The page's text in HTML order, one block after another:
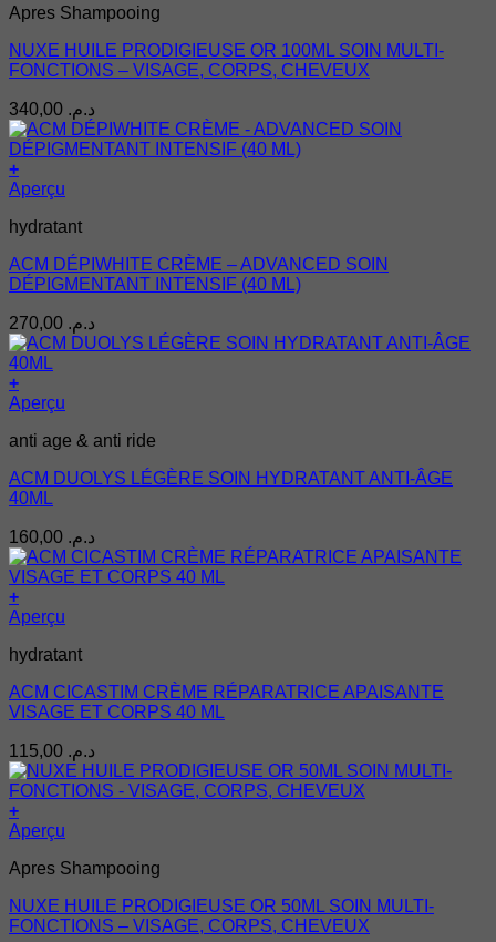
Apres Shampooing
NUXE HUILE PRODIGIEUSE OR 100ML SOIN MULTI-
FONCTIONS – VISAGE, CORPS, CHEVEUX
د.م.
+
Aperçu
hydratant
ACM DÉPIWHITE CRÈME – ADVANCED SOIN
DÉPIGMENTANT INTENSIF (40 ML)
د.م.
+
Aperçu
anti age & anti ride
ACM DUOLYS LÉGÈRE SOIN HYDRATANT ANTI-ÂGE
40ML
د.م.
+
Aperçu
hydratant
ACM CICASTIM CRÈME RÉPARATRICE APAISANTE
VISAGE ET CORPS 40 ML
د.م.
+
Aperçu
Apres Shampooing
NUXE HUILE PRODIGIEUSE OR 50ML SOIN MULTI-
FONCTIONS – VISAGE, CORPS, CHEVEUX